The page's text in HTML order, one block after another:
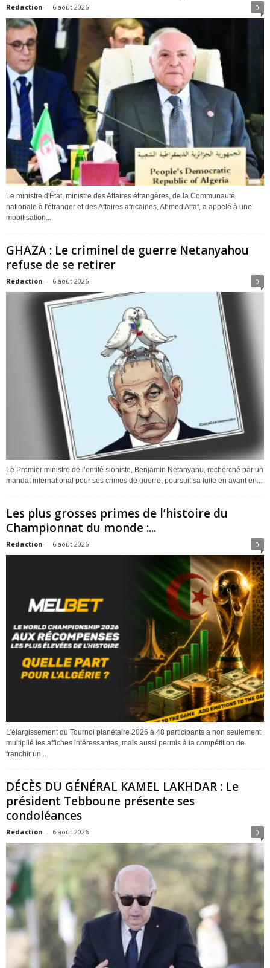
Redaction - 6 août 2026 0
Le ministre d'État, ministre des Affaires étrangères, de la Communauté
nationale à l'étranger et des Affaires africaines, Ahmed Attaf, a appelé à une
mobilisation...
GHAZA : Le criminel de guerre Netanyahou
refuse de se retirer
Redaction - 6 août 2026 0
Le Premier ministre de l’entité sioniste, Benjamin Netanyahu, recherché par un
mandat international pour ses crimes de guerre, poursuit sa fuite en avant en...
Les plus grosses primes de l’histoire du
Championnat du monde :...
Redaction - 6 août 2026 0
L'élargissement du Tournoi planétaire 2026 à 48 participants a non seulement
multiplié les affiches intéressantes, mais aussi permis à la compétition de
franchir un...
DÉCÈS DU GÉNÉRAL KAMEL LAKHDAR : Le
président Tebboune présente ses
condoléances
Redaction - 6 août 2026 0